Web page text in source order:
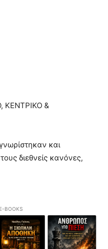
ΚΕΝΤΡΙΚΟ &
και
διεθνείς κανόνες,
BOOKS